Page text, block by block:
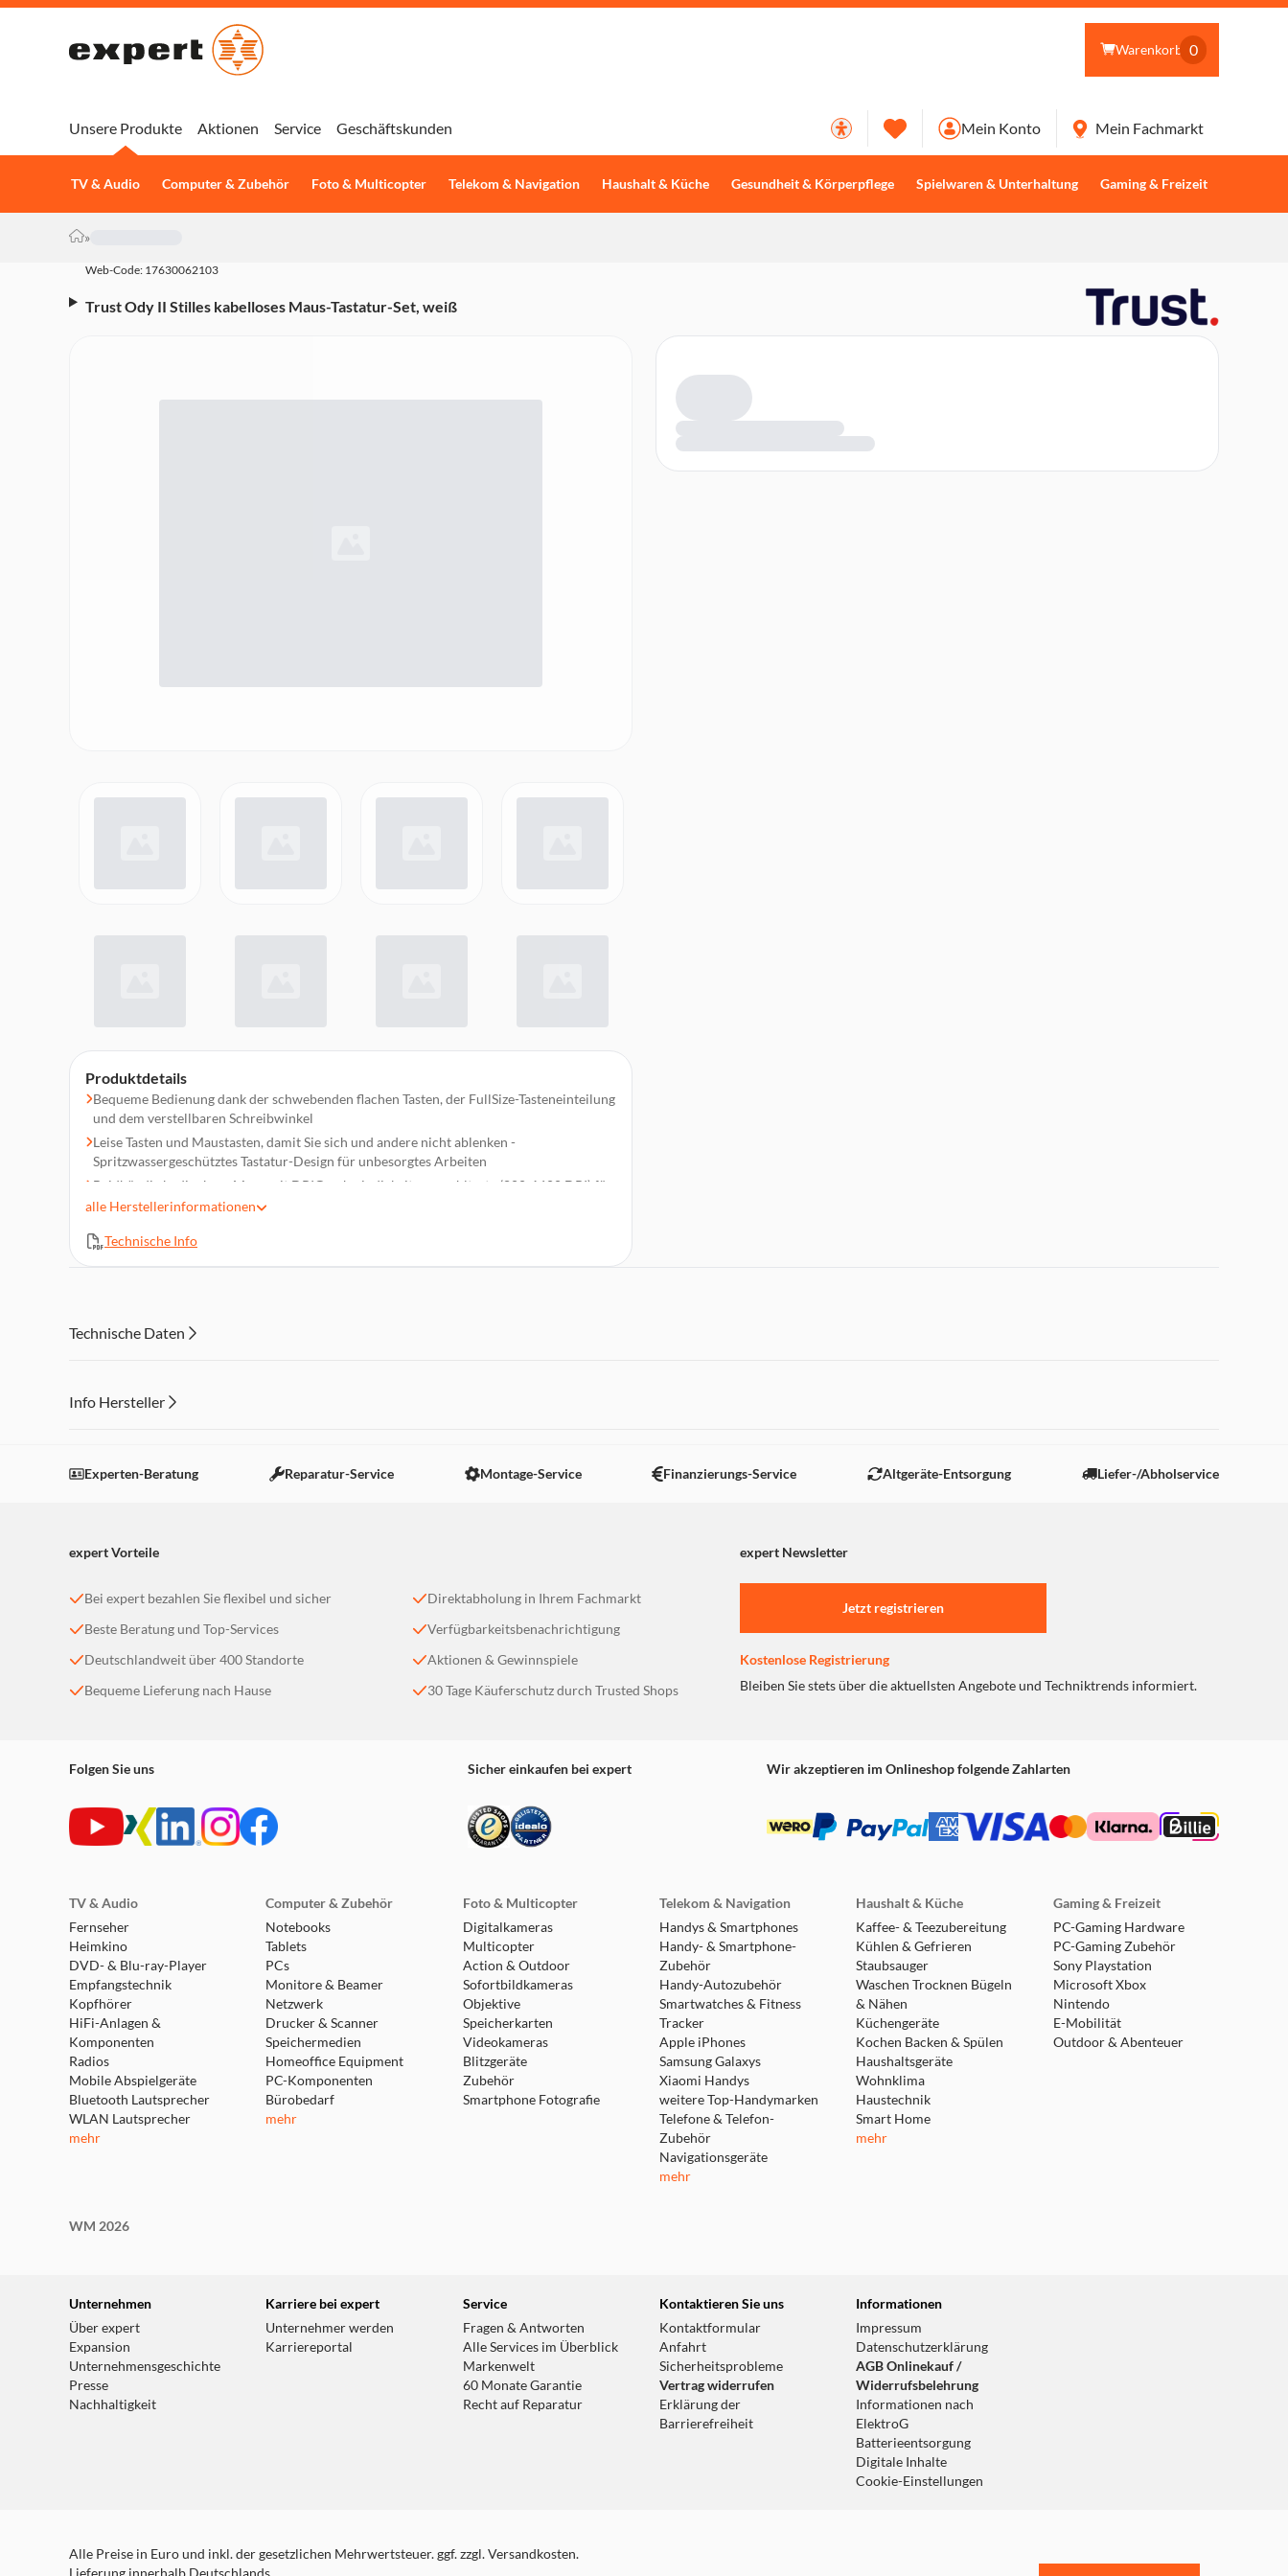
Warenkorb 0
Unsere Produkte
TV & Audio Computer & Zubehör Foto & Multicopter Telekom & Navigation Haushalt & Küche Gesundheit & Körperpflege Spielwaren & Unterhaltung Gaming & Freizeit
Aktionen Service Geschäftskunden Mein Konto Mein Fachmarkt
»
Web-Code: 17630062103
Trust Ody II Stilles kabelloses Maus-Tastatur-Set, weiß
Produktdetails
Bequeme Bedienung dank der schwebenden flachen Tasten, der FullSize-Tasteneinteilung
und dem verstellbaren Schreibwinkel
Leise Tasten und Maustasten, damit Sie sich und andere nicht ablenken -
Spritzwassergeschütztes Tastatur-Design für unbesorgtes Arbeiten
Beidhändig bedienbare Maus mit DPIGeschwindigkeitsauswahltaste (800-1600 DPI) für
Bequemlichkeit und präzise Bewegungen
Gut zugängliche Mediatasten und Hotkeys: Smart Access mit einem Klick
alle Herstellerinformationen
Technische Info
Technische Daten
Info Hersteller
Einstellungen anpassen
Experten-Beratung Reparatur-Service Montage-Service Finanzierungs-Service Altgeräte-Entsorgung Liefer-/Abholservice
expert Vorteile expert Newsletter
Bei expert bezahlen Sie flexibel und sicher
Beste Beratung und Top-Services
Deutschlandweit über 400 Standorte
Bequeme Lieferung nach Hause
Direktabholung in Ihrem Fachmarkt
Verfügbarkeitsbenachrichtigung
Aktionen & Gewinnspiele
30 Tage Käuferschutz durch Trusted Shops
Jetzt registrieren
Kostenlose Registrierung
Bleiben Sie stets über die aktuellsten Angebote und Techniktrends informiert.
Folgen Sie uns Sicher einkaufen bei expert Wir akzeptieren im Onlineshop folgende Zahlarten
TV & Audio
Fernseher
Heimkino
DVD- & Blu-ray-Player
Empfangstechnik
Kopfhörer
HiFi-Anlagen &
Komponenten
Radios
Mobile Abspielgeräte
Bluetooth Lautsprecher
WLAN Lautsprecher
mehr
Computer & Zubehör
Notebooks
Tablets
PCs
Monitore & Beamer
Netzwerk
Drucker & Scanner
Speichermedien
Homeoffice Equipment
PC-Komponenten
Bürobedarf
mehr
Foto & Multicopter
Digitalkameras
Multicopter
Action & Outdoor
Sofortbildkameras
Objektive
Speicherkarten
Videokameras
Blitzgeräte
Zubehör
Smartphone Fotografie
Telekom & Navigation
Handys & Smartphones
Handy- & Smartphone-
Zubehör
Handy-Autozubehör
Smartwatches & Fitness
Tracker
Apple iPhones
Samsung Galaxys
Xiaomi Handys
weitere Top-Handymarken
Telefone & Telefon-
Zubehör
Navigationsgeräte
mehr
Haushalt & Küche
Kaffee- & Teezubereitung
Kühlen & Gefrieren
Staubsauger
Waschen Trocknen Bügeln
& Nähen
Küchengeräte
Kochen Backen & Spülen
Haushaltsgeräte
Wohnklima
Haustechnik
Smart Home
mehr
Gaming & Freizeit
PC-Gaming Hardware
PC-Gaming Zubehör
Sony Playstation
Microsoft Xbox
Nintendo
E-Mobilität
Outdoor & Abenteuer
WM 2026
Unternehmen
Über expert
Expansion
Unternehmensgeschichte
Presse
Nachhaltigkeit
Karriere bei expert
Unternehmer werden
Karriereportal
Service
Fragen & Antworten
Alle Services im Überblick
Markenwelt
60 Monate Garantie
Recht auf Reparatur
Kontaktieren Sie uns
Kontaktformular
Anfahrt
Sicherheitsprobleme
Vertrag widerrufen
Erklärung der
Barrierefreiheit
Informationen
Impressum
Datenschutzerklärung
AGB Onlinekauf /
Widerrufsbelehrung
Informationen nach
ElektroG
Batterieentsorgung
Digitale Inhalte
Cookie-Einstellungen
Alle Preise in Euro und inkl. der gesetzlichen Mehrwertsteuer. ggf. zzgl. Versandkosten.
Lieferung innerhalb Deutschlands.